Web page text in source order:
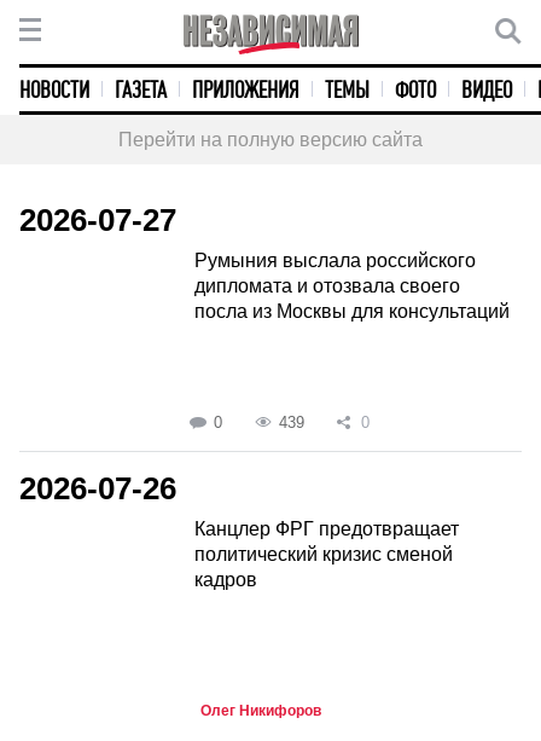
НОВОСТИ ГАЗЕТА ПРИЛОЖЕНИЯ ТЕМЫ ФОТО ВИДЕО
Перейти на полную версию сайта
2026-07-27
Румыния выслала российского
дипломата и отозвала своего
посла из Москвы для консультаций
0 439 0
2026-07-26
Канцлер ФРГ предотвращает
политический кризис сменой
кадров
Олег Никифоров